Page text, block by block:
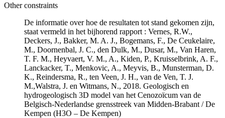
Other constraints
De informatie over hoe de resultaten tot stand gekomen zijn,
staat vermeld in het bijhorend rapport : Vernes, R.W.,
Deckers, J., Bakker, M. A. J., Bogemans, F., De Ceukelaire,
M., Doornenbal, J. C., den Dulk, M., Dusar, M., Van Haren,
T. F. M., Heyvaert, V. M., A., Kiden, P., Kruisselbrink, A. F.,
Lanckacker, T., Menkovic, A., Meyvis, B., Munsterman, D.
K., Reindersma, R., ten Veen, J. H., van de Ven, T. J.
M.,Walstra, J. en Witmans, N., 2018. Geologisch en
hydrogeologisch 3D model van het Cenozoïcum van de
Belgisch-Nederlandse grensstreek van Midden-Brabant / De
Kempen (H3O – De Kempen)